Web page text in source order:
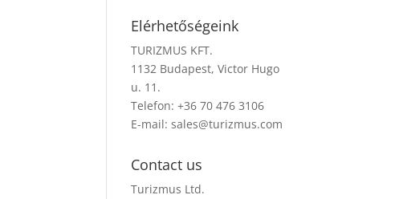
Elérhetőségeink
TURIZMUS KFT.
1132 Budapest, Victor Hugo
u. 11.
Telefon: +36 70 476 3106
E-mail:sales@turizmus.com
Contact us
Turizmus Ltd.